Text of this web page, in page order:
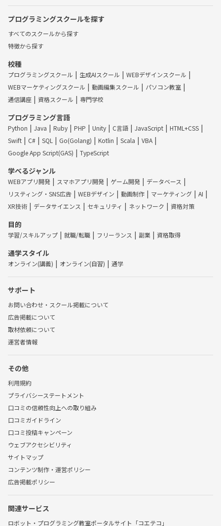
プログラミングスクールを探す
すべてのスクールから探す
特徴から探す
校種
プログラミングスクール 生成AIスクール
WEBデザインスクール
WEBマーケティングスクール
動画編集スクール
パソコン教室
通信講座
資格スクール 専門学校
プログラミング言語
Python Java Ruby PHP Unity C言語 JavaScript
HTML+CSS
Swift
C# SQL Go(Golang) Kotlin Scala
VBA
Google App Script(GAS)
TypeScript
学べるジャンル
WEBアプリ開発 スマホアプリ開発 ゲーム開発
データベース
リスティング・SNS広告
WEBデザイン 動画制作 マーケティング
AI
XR技術
データサイエンス セキュリティ ネットワーク 資格対策
目的
学習/スキルアップ 就職/転職 フリーランス 副業 資格取得
通学スタイル
オンライン(講義) オンライン(自習) 通学
サポート
お問い合わせ・スクール掲載について
広告掲載について
取材依頼について
運営者情報
その他
利用規約
プライバシーステートメント
口コミの信頼性向上への取り組み
口コミガイドライン
口コミ投稿キャンペーン
ウェブアクセシビリティ
サイトマップ
コンテンツ制作・運営ポリシー
広告掲載ポリシー
関連サービス
ロボット・プログラミング教室ポータルサイト「コエテコ」